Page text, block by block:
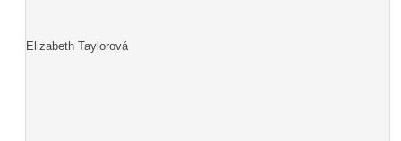
Elizabeth Taylorová